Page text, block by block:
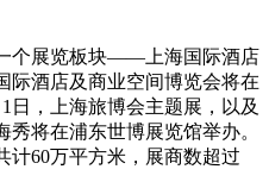
个展览板块——上海国际酒店
际酒店及商业空间博览会将在
日，上海旅博会主题展，以及
秀将在浦东世博展览馆举办。
计60万平方米，展商数超过